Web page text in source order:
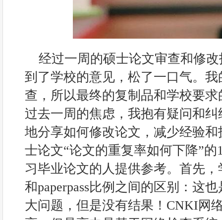
经过一周的硕士论文审查和修
到了学校的意见，松了一口气。
查，所以最终的复制品和学校要
过去一周的焦虑，我抱有疑问和
地分享如何修改论文，减少经验
士论文“论文的重复率如何下降”
习毕业论文的人提供参考。首先
和paperpass比例之间的区别：这
大问题，但是没有结果！CNKI网